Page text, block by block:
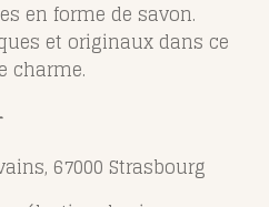
en forme de savon.
et originaux dans ce
charme.
67000 Strasbourg